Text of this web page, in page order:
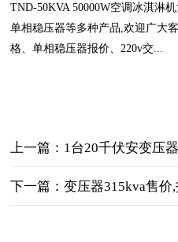
TND-50KVA 50000W空调冰淇淋
单相稳压器等多种产品,欢迎广大
格、单相稳压器报价、220v交...